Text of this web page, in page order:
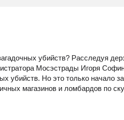
убийств? Расследуя
Мосэстрады Игоря
убийств. Но это только начало
магазинов и ломбардов по